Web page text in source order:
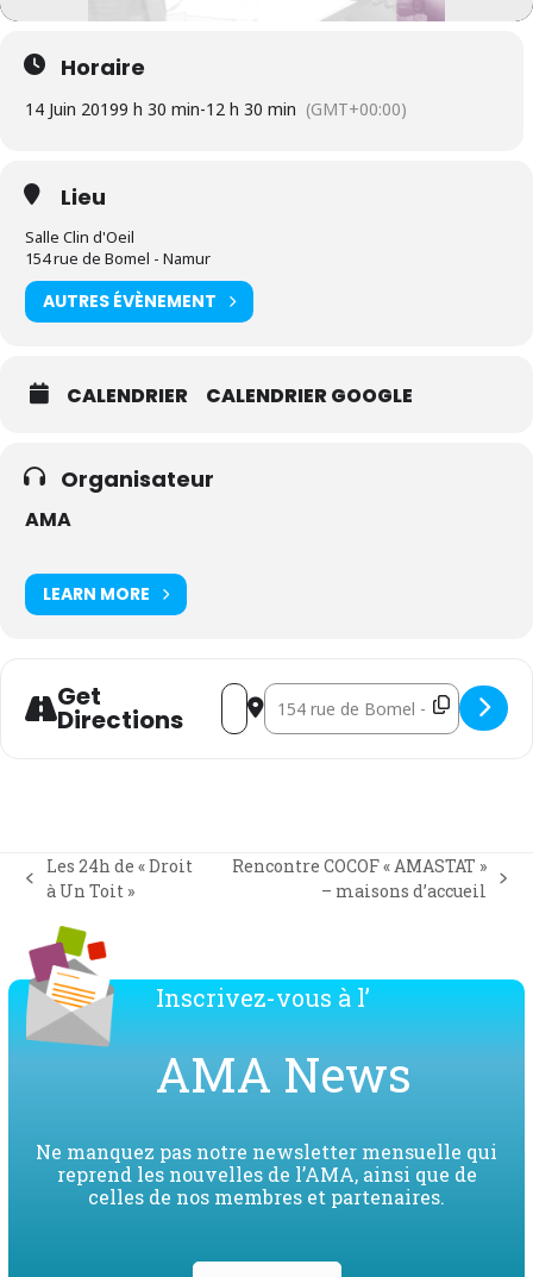
Horaire
14 Juin 20199 h 30 min-12 h 30 min (GMT+00:00)
Lieu
Salle Clin d'Oeil
154 rue de Bomel - Namur
AUTRES ÉVÈNEMENT
CALENDRIER CALENDRIER GOOGLE
Organisateur
AMA
LEARN MORE
Get
Directions
Address - GT "Formation" - Services
Destination Address - GT
previous
Les 24h de « Droit
à Un Toit »
Rencontre COCOF « AMASTAT »
– maisons d’accueil
Inscrivez-vous à l’
AMA News
Ne manquez pas notre newsletter mensuelle qui
reprend les nouvelles de l’AMA, ainsi que de
celles de nos membres et partenaires.